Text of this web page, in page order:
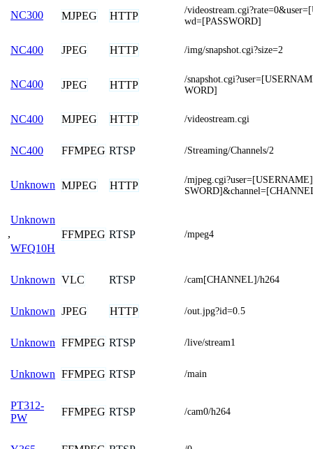
NC300 MJPEG HTTP
/
wd=[PASSWORD]
NC400 JPEG HTTP /img/snapshot.cgi?size=2
NC400 JPEG HTTP
/
WORD]
NC400 MJPEG HTTP /videostream.cgi
NC400 FFMPEG RTSP /Streaming/Channels/2
Unknown MJPEG HTTP
/
Unknown
,
WFQ10H
FFMPEG RTSP /mpeg4
Unknown VLC RTSP /cam[CHANNEL]/h264
Unknown JPEG HTTP /out.jpg?id=0.5
Unknown FFMPEG RTSP /live/stream1
Unknown FFMPEG RTSP /main
PT312-
PW
FFMPEG RTSP /cam0/h264